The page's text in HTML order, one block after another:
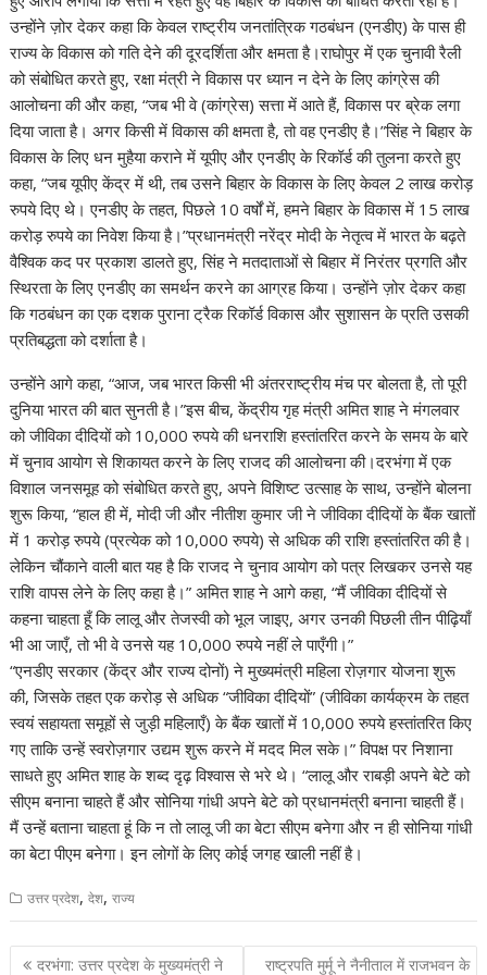
s
A
p
p
b
o
o
k
gr
a
m
e
dI
n
e
st
di
t
p
c
h
at
y
Li
n
k
e
उन्होंने ज़ोर देकर कहा कि केवल राष्ट्रीय जनतांत्रिक गठबंधन (एनडीए) के पास ही
राज्य के विकास को गति देने की दूरदर्शिता और क्षमता है।राघोपुर में एक चुनावी रैली
को संबोधित करते हुए, रक्षा मंत्री ने विकास पर ध्यान न देने के लिए कांग्रेस की
आलोचना की और कहा, “जब भी वे (कांग्रेस) सत्ता में आते हैं, विकास पर ब्रेक लगा
दिया जाता है। अगर किसी में विकास की क्षमता है, तो वह एनडीए है।”सिंह ने बिहार के
विकास के लिए धन मुहैया कराने में यूपीए और एनडीए के रिकॉर्ड की तुलना करते हुए
कहा, “जब यूपीए केंद्र में थी, तब उसने बिहार के विकास के लिए केवल 2 लाख करोड़
रुपये दिए थे। एनडीए के तहत, पिछले 10 वर्षों में, हमने बिहार के विकास में 15 लाख
करोड़ रुपये का निवेश किया है।”प्रधानमंत्री नरेंद्र मोदी के नेतृत्व में भारत के बढ़ते
वैश्विक कद पर प्रकाश डालते हुए, सिंह ने मतदाताओं से बिहार में निरंतर प्रगति और
स्थिरता के लिए एनडीए का समर्थन करने का आग्रह किया। उन्होंने ज़ोर देकर कहा
कि गठबंधन का एक दशक पुराना ट्रैक रिकॉर्ड विकास और सुशासन के प्रति उसकी
प्रतिबद्धता को दर्शाता है।
उन्होंने आगे कहा, “आज, जब भारत किसी भी अंतरराष्ट्रीय मंच पर बोलता है, तो पूरी
दुनिया भारत की बात सुनती है।”इस बीच, केंद्रीय गृह मंत्री अमित शाह ने मंगलवार
को जीविका दीदियों को 10,000 रुपये की धनराशि हस्तांतरित करने के समय के बारे
में चुनाव आयोग से शिकायत करने के लिए राजद की आलोचना की।दरभंगा में एक
विशाल जनसमूह को संबोधित करते हुए, अपने विशिष्ट उत्साह के साथ, उन्होंने बोलना
शुरू किया, “हाल ही में, मोदी जी और नीतीश कुमार जी ने जीविका दीदियों के बैंक खातों
में 1 करोड़ रुपये (प्रत्येक को 10,000 रुपये) से अधिक की राशि हस्तांतरित की है।
लेकिन चौंकाने वाली बात यह है कि राजद ने चुनाव आयोग को पत्र लिखकर उनसे यह
राशि वापस लेने के लिए कहा है।” अमित शाह ने आगे कहा, “मैं जीविका दीदियों से
कहना चाहता हूँ कि लालू और तेजस्वी को भूल जाइए, अगर उनकी पिछली तीन पीढ़ियाँ
भी आ जाएँ, तो भी वे उनसे यह 10,000 रुपये नहीं ले पाएँगी।”
“एनडीए सरकार (केंद्र और राज्य दोनों) ने मुख्यमंत्री महिला रोज़गार योजना शुरू
की, जिसके तहत एक करोड़ से अधिक “जीविका दीदियों” (जीविका कार्यक्रम के तहत
स्वयं सहायता समूहों से जुड़ी महिलाएँ) के बैंक खातों में 10,000 रुपये हस्तांतरित किए
गए ताकि उन्हें स्वरोज़गार उद्यम शुरू करने में मदद मिल सके।” विपक्ष पर निशाना
साधते हुए अमित शाह के शब्द दृढ़ विश्वास से भरे थे। “लालू और राबड़ी अपने बेटे को
सीएम बनाना चाहते हैं और सोनिया गांधी अपने बेटे को प्रधानमंत्री बनाना चाहती हैं।
मैं उन्हें बताना चाहता हूं कि न तो लालू जी का बेटा सीएम बनेगा और न ही सोनिया गांधी
का बेटा पीएम बनेगा। इन लोगों के लिए कोई जगह खाली नहीं है।
उत्तर प्रदेश,देश,राज्य
Post
दरभंगा: उत्तर प्रदेश के मुख्यमंत्री ने
राष्ट्रपति मुर्मू ने नैनीताल में राजभवन के